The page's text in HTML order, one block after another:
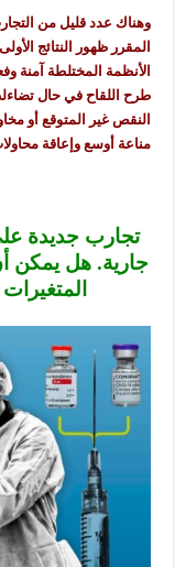
وهناك عدد قليل من
المقرر ظهور النتائج
الأنظمة المختلطة آمنة
طرح اللقاح في حال
النقص غير المتوقع أو
مناعة أوسع وإعاقة
تجارب جديدة
جارية. هل يمكن